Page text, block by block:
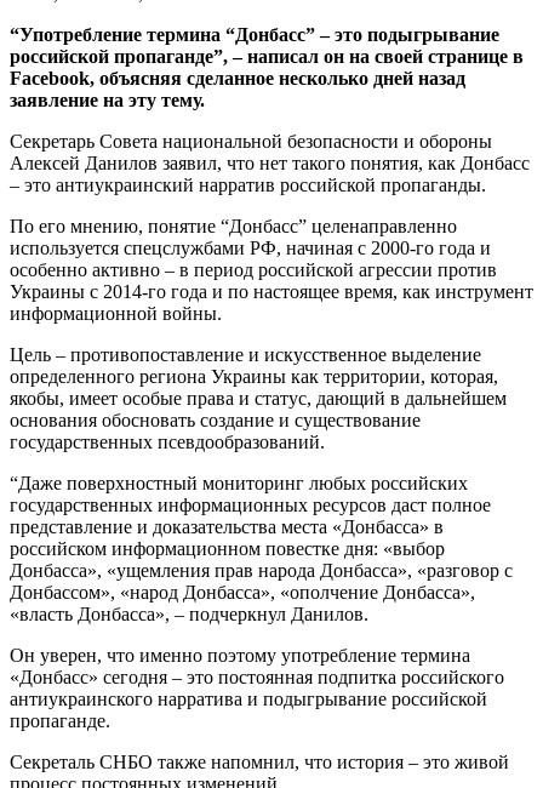
“Употребление термина “Донбасс” – это подыгрывание
российской пропаганде”, – написал он на своей странице в
Facebook, объясняя сделанное несколько дней назад
заявление на эту тему.
Секретарь Совета национальной безопасности и обороны
Алексей Данилов заявил, что нет такого понятия, как Донбасс
– это антиукраинский нарратив российской пропаганды.
По его мнению, понятие “Донбасс” целенаправленно
используется спецслужбами РФ, начиная с 2000-го года и
особенно активно – в период российской агрессии против
Украины с 2014-го года и по настоящее время, как инструмент
информационной войны.
Цель – противопоставление и искусственное выделение
определенного региона Украины как территории, которая,
якобы, имеет особые права и статус, дающий в дальнейшем
основания обосновать создание и существование
государственных псевдообразований.
“Даже поверхностный мониторинг любых российских
государственных информационных ресурсов даст полное
представление и доказательства места «Донбасса» в
российском информационном повестке дня: «выбор
Донбасса», «ущемления прав народа Донбасса», «разговор с
Донбассом», «народ Донбасса», «ополчение Донбасса»,
«власть Донбасса», – подчеркнул Данилов.
Он уверен, что именно поэтому употребление термина
«Донбасс» сегодня – это постоянная подпитка российского
антиукраинского нарратива и подыгрывание российской
пропаганде.
Секреталь СНБО также напомнил, что история – это живой